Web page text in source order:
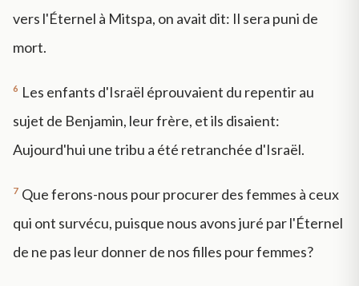
vers l'Éternel à Mitspa, on avait dit: Il sera puni de
mort.
6 Les enfants d'Israël éprouvaient du repentir au
sujet de Benjamin, leur frère, et ils disaient:
Aujourd'hui une tribu a été retranchée d'Israël.
7 Que ferons-nous pour procurer des femmes à ceux
qui ont survécu, puisque nous avons juré par l'Éternel
de ne pas leur donner de nos filles pour femmes?